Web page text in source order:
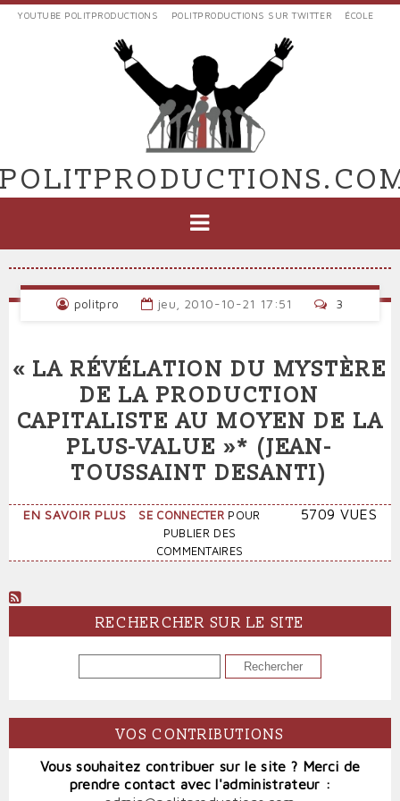
Aller
EXTERNES
POLIT'PRODUCTIONS
YOUTUBE POLITPRODUCTIONS POLITPRODUCTIONS SUR TWITTER ÉCOLE
PRINCIPALE
politpro jeu, 2010-10-21 17:51 3
« LA RÉVÉLATION DU MYSTÈRE
DE LA PRODUCTION
CAPITALISTE AU MOYEN DE LA
PLUS-VALUE »* (JEAN-
TOUSSAINT DESANTI)
EN SAVOIR PLUS SUR
MYSTÈRE
DE
LA
PRODUCTION
CAPITALISTE
DE
LA
PLUS-
VALUE »*
SE CONNECTER POUR
PUBLIER DES
COMMENTAIRES
5709 VUES
RECHERCHER SUR LE SITE
RECHERCHER
VOS CONTRIBUTIONS
Vous souhaitez contribuer sur le site ? Merci de
prendre contact avec l'administrateur :